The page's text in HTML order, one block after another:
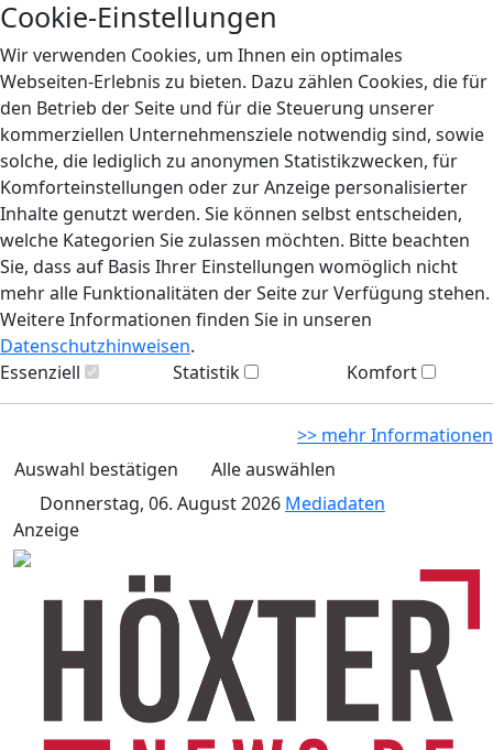
Cookie-Einstellungen
Wir verwenden Cookies, um Ihnen ein optimales
Webseiten-Erlebnis zu bieten. Dazu zählen Cookies, die für
den Betrieb der Seite und für die Steuerung unserer
kommerziellen Unternehmensziele notwendig sind, sowie
solche, die lediglich zu anonymen Statistikzwecken, für
Komforteinstellungen oder zur Anzeige personalisierter
Inhalte genutzt werden. Sie können selbst entscheiden,
welche Kategorien Sie zulassen möchten. Bitte beachten
Sie, dass auf Basis Ihrer Einstellungen womöglich nicht
mehr alle Funktionalitäten der Seite zur Verfügung stehen.
Weitere Informationen finden Sie in unseren
Datenschutzhinweisen.
Essenziell
Statistik Komfort
>> mehr Informationen
Auswahl bestätigen
Alle auswählen
Donnerstag, 06. August 2026 Mediadaten
Anzeige